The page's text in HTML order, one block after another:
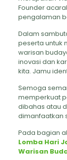
Founder
pengalaman
Dalam
peserta untuk
warisan
inovasi dan
kita. Jamu
Semoga
memperkuat
dibahas atau
dimanfaatkan
Pada bagian
Lomba Hari
Warisan